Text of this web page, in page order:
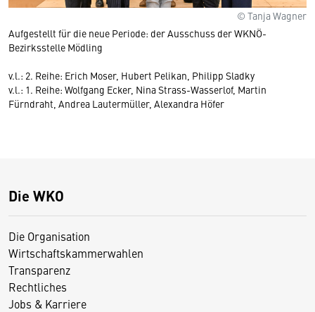
© Tanja Wagner
Aufgestellt für die neue Periode: der Ausschuss der WKNÖ-
Bezirksstelle Mödling
v.l.: 2. Reihe: Erich Moser, Hubert Pelikan, Philipp Sladky
v.l.: 1. Reihe: Wolfgang Ecker, Nina Strass-Wasserlof, Martin
Fürndraht, Andrea Lautermüller, Alexandra Höfer
Die WKO
Die Organisation
Wirtschaftskammerwahlen
Transparenz
Rechtliches
Jobs & Karriere